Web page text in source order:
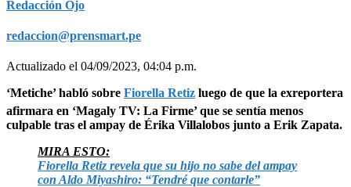
Redacción Ojo
redaccion@prensmart.pe
Actualizado el 04/09/2023, 04:04 p.m.
‘Metiche’ habló sobre Fiorella Retiz luego de que la exreportera
afirmara en ‘Magaly TV: La Firme’ que se sentía menos
culpable tras el ampay de Érika Villalobos junto a Erik Zapata.
MIRA ESTO:
Fiorella Retiz revela que su hijo no sabe del ampay
con Aldo Miyashiro: “Tendré que contarle”